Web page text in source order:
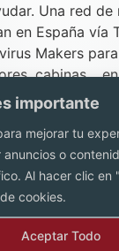
importante
mejorar tu
o
Al hacer clic en
cookies.
Aceptar Todo
Una red de
en España vía
Makers
cabinas…
Contacto